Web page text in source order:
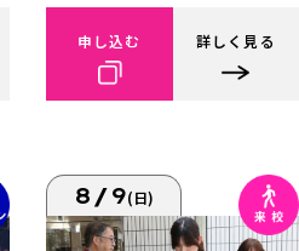
申し込む 詳しく見る
8/9(日)